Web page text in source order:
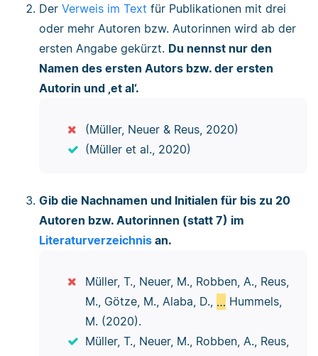
Der Verweis im Text für Publikationen mit drei
oder mehr Autoren bzw. Autorinnen wird ab der
ersten Angabe gekürzt. Du nennst nur den
Namen des ersten Autors bzw. der ersten
Autorin und ‚et al‘.
(Müller, Neuer & Reus, 2020)
(Müller et al., 2020)
Gib die Nachnamen und Initialen für bis zu 20
Autoren bzw. Autorinnen (statt 7) im
Literaturverzeichnis an.
Müller, T., Neuer, M., Robben, A., Reus,
M., Götze, M., Alaba, D., … Hummels,
M. (2020).
Müller, T., Neuer, M., Robben, A., Reus,